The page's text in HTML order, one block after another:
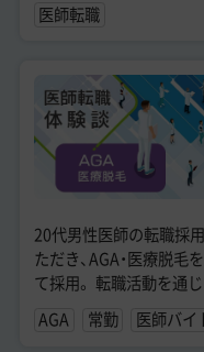
医師転職
20代男性医師の転職採用体験談 ドクターコネ
ただき、AGA・医療脱
て採用。 転職活動を通
代男性医師の転職体験談
AGA 常勤 医師バイ